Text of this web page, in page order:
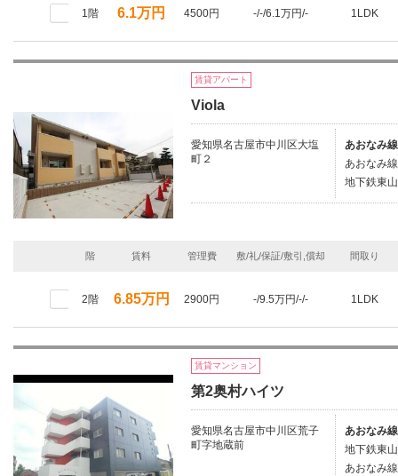
1階 6.1万円 4500円 -/-/6.1万円/- 1LDK
賃貸アパート
Viola
愛知県名古屋市中川区大塩
町２
あおなみ
あおなみ
地下鉄東
階 賃料 管理費 敷/礼/保証/敷引,償却 間取り
2階 6.85万円 2900円 -/9.5万円/-/- 1LDK
賃貸マンション
第2奥村ハイツ
愛知県名古屋市中川区荒子
町字地蔵前
あおなみ
地下鉄東
あおなみ